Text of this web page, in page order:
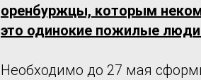
оренбуржцы, которым
это одинокие пожилые
Необходимо до 27 мая